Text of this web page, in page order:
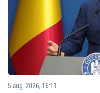
5 aug. 2026, 16:11